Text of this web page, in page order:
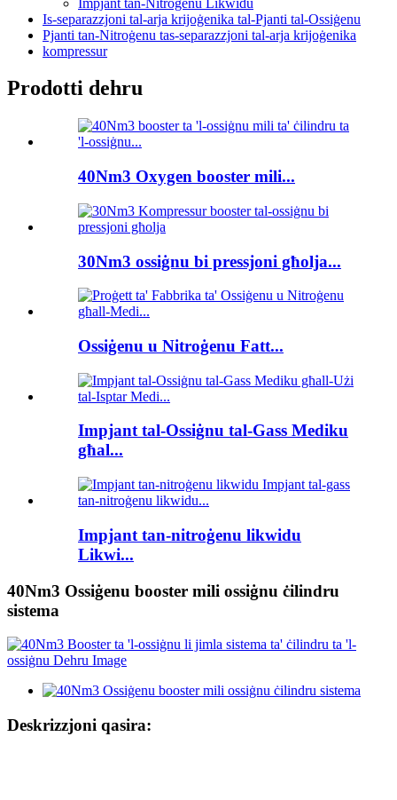
Is-separazzjoni tal-arja krijoġenika tal-Pjanti tal-Ossiġenu
Pjanti tan-Nitroġenu tas-separazzjoni tal-arja krijoġenika
kompressur
Prodotti dehru
40Nm3 Oxygen booster mili...
30Nm3 ossiġnu bi pressjoni għolja...
Ossiġenu u Nitroġenu Fatt...
Impjant tal-Ossiġnu tal-Gass Mediku
għal...
Impjant tan-nitroġenu likwidu
Likwi...
40Nm3 Ossiġenu booster mili ossiġnu ċilindru
sistema
Deskrizzjoni qasira: